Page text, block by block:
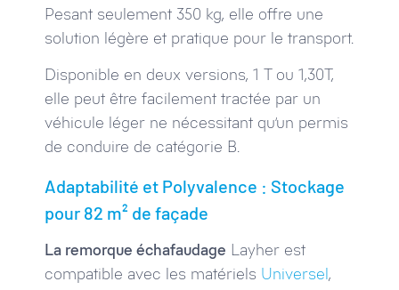
Pesant seulement 350 kg, elle offre une
solution légère et pratique pour le transport.
Disponible en deux versions, 1 T ou 1,30T,
elle peut être facilement tractée par un
véhicule léger ne nécessitant qu’un permis
de conduire de catégorie B.
Adaptabilité et Polyvalence : Stockage
pour 82 m² de façade
La remorque échafaudage Layher est
compatible avec les matériels Universel,